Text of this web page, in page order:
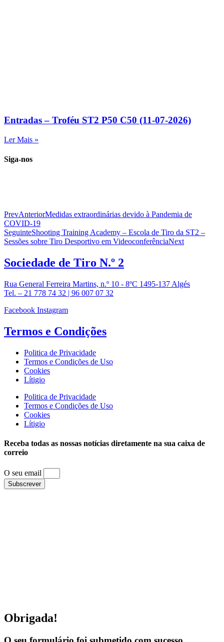
Entradas – Troféu ST2 P50 C50 (11-07-2026)
Ler Mais »
Siga-nos
PrevAnteriorMedidas extraordinárias devido à Pandemia de
COVID-19
SeguinteShooting Training Academy – Escola de Tiro da ST2 –
Sessões sobre Tiro Desportivo em VideoconferênciaNext
Sociedade de Tiro N.º 2
Rua General Ferreira Martins, n.º 10 - 8ºC 1495-137 Algés
Tel. – 21 778 74 32 | 96 007 07 32
Facebook Instagram
Termos e Condições
Politica de Privacidade
Termos e Condições de Uso
Cookies
Lítigio
Politica de Privacidade
Termos e Condições de Uso
Cookies
Lítigio
Receba todas as nossas notícias diretamente na sua caixa de
correio
O seu email
Subscrever
Obrigada!